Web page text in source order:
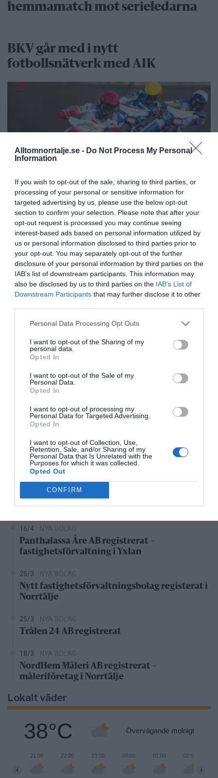
Alltomnorrtalje.se - Do Not Process My Personal
Information
If you wish to opt-out of the sale, sharing to third parties, or
processing of your personal or sensitive information for
targeted advertising by us, please use the below opt-out
section to confirm your selection. Please note that after your
opt-out request is processed you may continue seeing
interest-based ads based on personal information utilized by
us or personal information disclosed to third parties prior to
your opt-out. You may separately opt-out of the further
disclosure of your personal information by third parties on the
IAB’s list of downstream participants. This information may
also be disclosed by us to third parties on the IAB’s List of
Downstream Participants that may further disclose it to other
Personal Data Processing Opt Outs
I want to opt-out of the Sharing of my
personal data.
Opted In
I want to opt-out of the Sale of my
Personal Data.
Opted In
I want to opt-out of processing my
Personal Data for Targeted Advertising.
Opted In
I want to opt-out of Collection, Use,
Retention, Sale, and/or Sharing of my
Personal Data that Is Unrelated with the
Purposes for which it was collected.
Opted Out
CONFIRM
hemmamatch mot serieledarna
BKV går med i nytt
fotbollsnätverk med AIK
Rospiggarna tog ny seger:
”Hoppas vi kan göra underverk”
Senaste fastighetsköp
28/4 FASTIGHETSKÖP
Fritidshus på Vätö såld för 1 895 000 kronor
FASTIGHETSKÖP
Lägenhet i Färsna såld för 2 100 000 kronor
Lägenhet i Gransäter såld för 1 150 000
kronor
FASTIGHETSKÖP
Kedjehus i Solbacka såld för 3 100 000
kronor
Nystartade bolag
27/4 NYA BOLAG
KGT Fastighet AB registrerat –
fastighetsbolag i Rimbo
16/4 NYA BOLAG
Panthalassa Åre AB registrerat –
fastighetsförvaltning i Yxlan
25/3 NYA BOLAG
Nytt fastighetsförvaltningsbolag registerat i
Norrtälje
25/3 NYA BOLAG
Trålen 24 AB registrerat
18/3 NYA BOLAG
NordHem Måleri AB registrerat –
måleriföretag i Norrtälje
Lokalt väder
38°C Övervägande molnigt
21:00 22:00 23:00 00:00 01:00 02:00
‹ ›